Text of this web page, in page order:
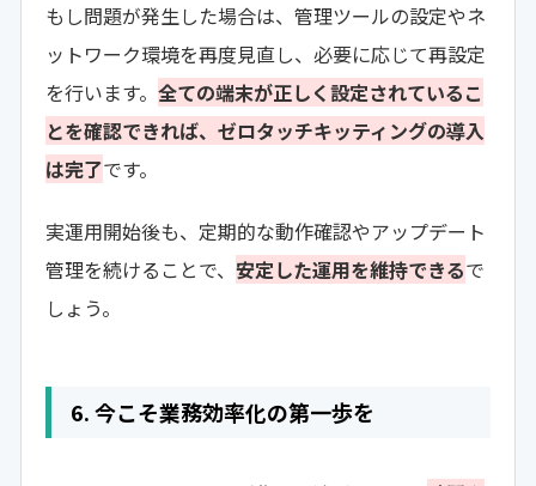
もし問題が発生した場合は、管理ツールの設定やネ
ットワーク環境を再度見直し、必要に応じて再設定
を行います。 全ての端末が正しく設定されているこ
とを確認できれば、ゼロタッチキッティングの導入
は完了です。
実運用開始後も、定期的な動作確認やアップデート
管理を続けることで、 安定した運用を維持できるで
しょう。
6. 今こそ業務効率化の第一歩を